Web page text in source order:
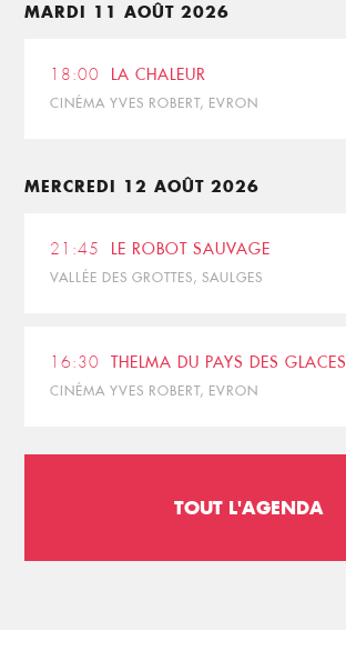
MARDI 11 AOÛT 2026
18:00 LA CHALEUR
CINÉMA YVES ROBERT, EVRON
MERCREDI 12 AOÛT 2026
21:45 LE ROBOT SAUVAGE
VALLÉE DES GROTTES, SAULGES
16:30 THELMA DU PAYS DES GLACES
CINÉMA YVES ROBERT, EVRON
TOUT L'AGENDA